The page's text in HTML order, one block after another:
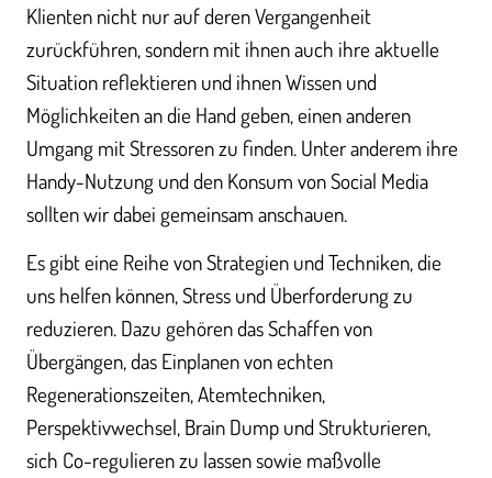
Klienten nicht nur auf deren Vergangenheit
zurückführen, sondern mit ihnen auch ihre aktuelle
Situation reflektieren und ihnen Wissen und
Möglichkeiten an die Hand geben, einen anderen
Umgang mit Stressoren zu finden. Unter anderem ihre
Handy-Nutzung und den Konsum von Social Media
sollten wir dabei gemeinsam anschauen.
Es gibt eine Reihe von Strategien und Techniken, die
uns helfen können, Stress und Überforderung zu
reduzieren. Dazu gehören das Schaffen von
Übergängen, das Einplanen von echten
Regenerationszeiten, Atemtechniken,
Perspektivwechsel, Brain Dump und Strukturieren,
sich Co-regulieren zu lassen sowie maßvolle